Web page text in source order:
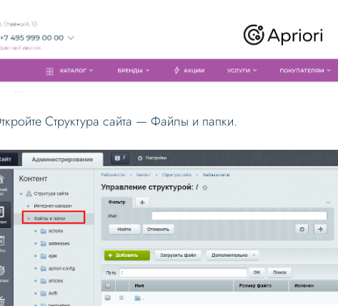
Структура сайта — Файлы и папки.